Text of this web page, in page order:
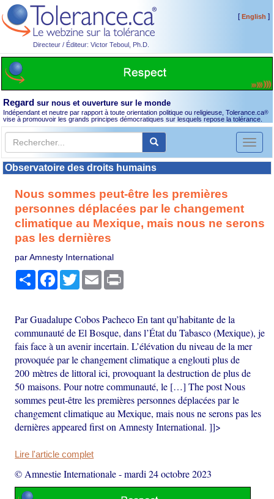
Directeur / Éditeur: Victor Teboul, Ph.D.
[English ]
Regard sur nous et ouverture sur le monde
Indépendant et neutre par rapport à toute orientation politique ou religieuse, Tolerance.ca®
vise à promouvoir les grands principes démocratiques sur lesquels repose la tolérance.
Toggle
Observatoire des droits humains
Nous sommes peut-être les premières
personnes déplacées par le changement
climatique au Mexique, mais nous ne serons
pas les dernières
par Amnesty International
PartagerFacebook
TwitterEmail
Par Guadalupe Cobos Pacheco En tant qu’habitante de la
communauté de El Bosque, dans l’État du Tabasco (Mexique), je
fais face à un avenir incertain. L’élévation du niveau de la mer
provoquée par le changement climatique a englouti plus de
200 mètres de littoral ici, provoquant la destruction de plus de
50 maisons. Pour notre communauté, le […] The post Nous
sommes peut-être les premières personnes déplacées par le
changement climatique au Mexique, mais nous ne serons pas les
dernières appeared first on Amnesty International. ]]>
Lire l'article complet
© Amnestie Internationale-mardi 24 octobre 2023